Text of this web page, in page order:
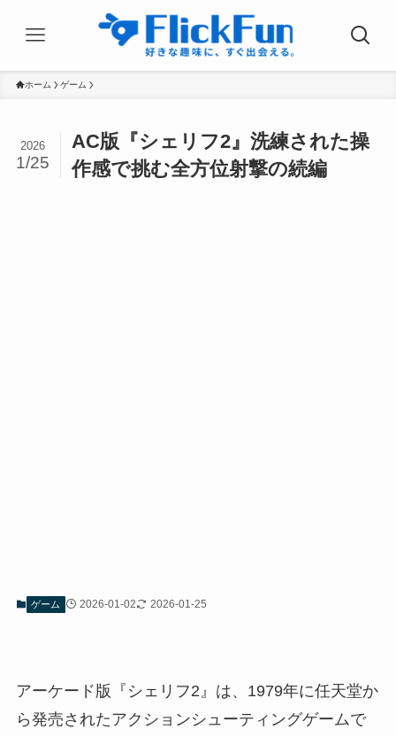
ホーム ゲーム
AC版『シェリフ2』洗練された操
作感で挑む全方位射撃の続編
2026
1/25
ゲーム 2026-01-02 2026-01-25
アーケード版『シェリフ2』は、1979年に任天堂か
ら発売されたアクションシューティングゲームで